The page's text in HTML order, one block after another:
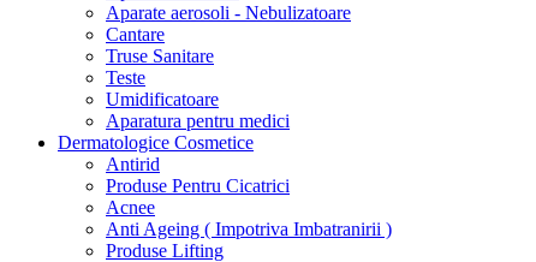
Aparate aerosoli - Nebulizatoare
Cantare
Truse Sanitare
Teste
Umidificatoare
Aparatura pentru medici
Dermatologice Cosmetice
Antirid
Produse Pentru Cicatrici
Acnee
Anti Ageing ( Impotriva Imbatranirii )
Produse Lifting